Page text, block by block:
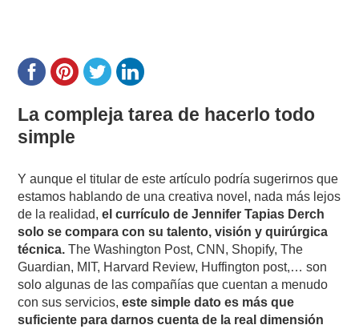
La compleja tarea de hacerlo todo
simple
Y aunque el titular de este artículo podría sugerirnos que
estamos hablando de una creativa novel, nada más lejos
de la realidad,el currículo de Jennifer Tapias Derch
solo se compara con su talento, visión y quirúrgica
técnica. The Washington Post, CNN, Shopify, The
Guardian, MIT, Harvard Review, Huffington post,… son
solo algunas de las compañías que cuentan a menudo
con sus servicios,este simple dato es más que
suficiente para darnos cuenta de la real dimensión